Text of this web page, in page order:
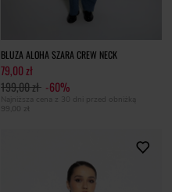
BLUZA ALOHA SZARA CREW NECK
79,00 zł
199,00 zł -60%
Najniższa cena z 30 dni przed obniżką
99,00 zł